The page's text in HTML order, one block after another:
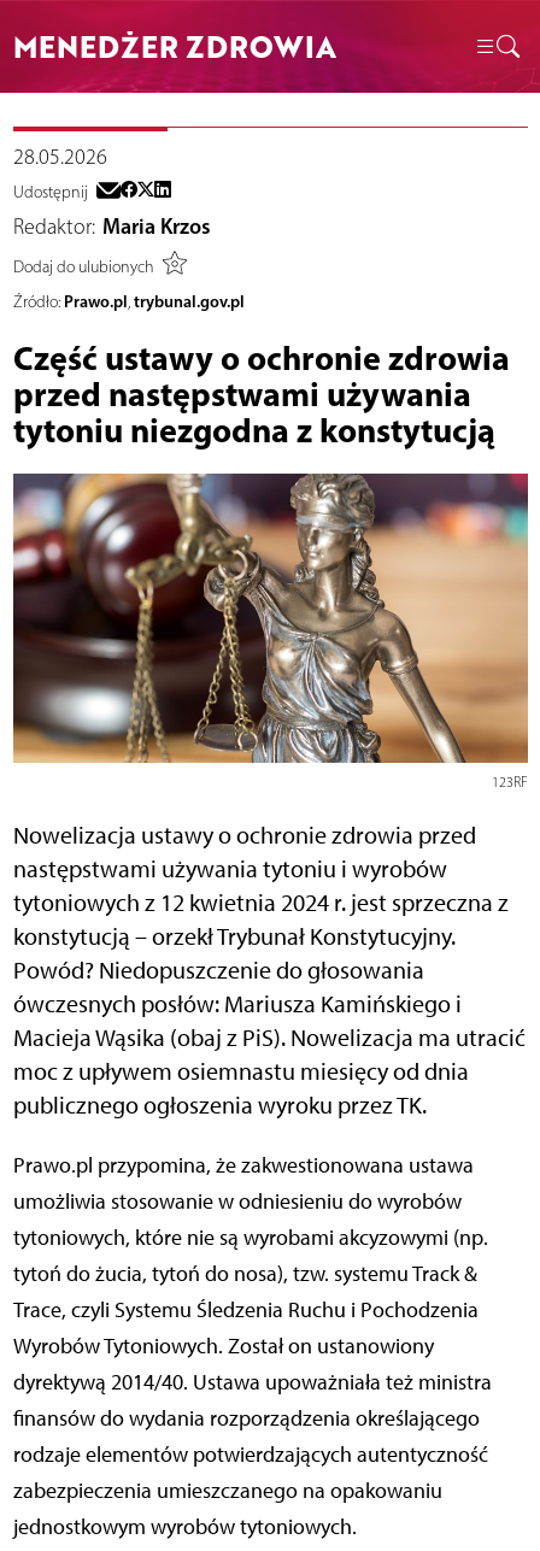
MENEDŻER ZDROWIA
28.05.2026
Udostępnij
Redaktor: Maria Krzos
Dodaj do ulubionych
Źródło: Prawo.pl,trybunal.gov.pl
Część ustawy o ochronie zdrowia
przed następstwami używania
tytoniu niezgodna z konstytucją
123RF
Nowelizacja ustawy o ochronie zdrowia przed
następstwami używania tytoniu i wyrobów
tytoniowych z 12 kwietnia 2024 r. jest sprzeczna z
konstytucją – orzekł Trybunał Konstytucyjny.
Powód? Niedopuszczenie do głosowania
ówczesnych posłów: Mariusza Kamińskiego i
Macieja Wąsika (obaj z PiS). Nowelizacja ma utracić
moc z upływem osiemnastu miesięcy od dnia
publicznego ogłoszenia wyroku przez TK.
Prawo.pl przypomina, że zakwestionowana ustawa
umożliwia stosowanie w odniesieniu do wyrobów
tytoniowych, które nie są wyrobami akcyzowymi (np.
tytoń do żucia, tytoń do nosa), tzw. systemu Track &
Trace, czyli Systemu Śledzenia Ruchu i Pochodzenia
Wyrobów Tytoniowych. Został on ustanowiony
dyrektywą 2014/40. Ustawa upoważniała też ministra
finansów do wydania rozporządzenia określającego
rodzaje elementów potwierdzających autentyczność
zabezpieczenia umieszczanego na opakowaniu
jednostkowym wyrobów tytoniowych.